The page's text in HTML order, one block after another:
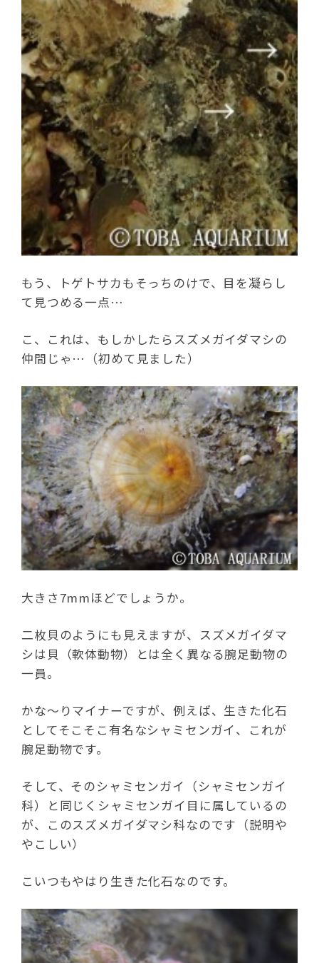
もう、トゲトサカもそっちのけで、目を凝らし
て見つめる一点…
こ、これは、もしかしたらスズメガイダマシの
仲間じゃ…（初めて見ました）
大きさ7mmほどでしょうか。
二枚貝のようにも見えますが、スズメガイダマ
シは貝（軟体動物）とは全く異なる腕足動物の
一員。
かな～りマイナーですが、例えば、生きた化石
としてそこそこ有名なシャミセンガイ、これが
腕足動物です。
そして、そのシャミセンガイ（シャミセンガイ
科）と同じくシャミセンガイ目に属しているの
が、このスズメガイダマシ科なのです（説明や
やこしい）
こいつもやはり生きた化石なのです。